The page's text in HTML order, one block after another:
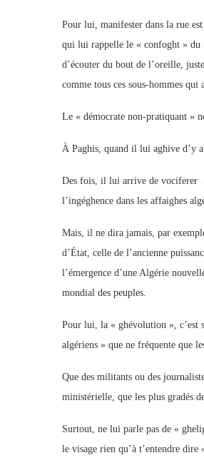
Pour lui, manifester dans la rue
qui lui rappelle le « confoght » du
d’écouter du bout de l’oreille,
comme tous ces sous-hommes
Le « démocrate non-pratiquant »
À Paghis, quand il lui aghive d’y
Des fois, il lui arrive de vociferer
l’ingéghence dans les affaighes
Mais, il ne dira jamais, par
d’État, celle de l’ancienne
l’émergence d’une Algérie
mondial des peuples.
Pour lui, la « ghévolution », c’est
algériens » que ne fréquente que
Que des militants ou des
ministérielle, que les plus gradés
Surtout, ne lui parle pas de «
le visage rien qu’à t’entendre